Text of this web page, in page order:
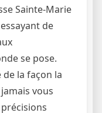
Sainte-Marie
de
se pose.
la façon la
vous